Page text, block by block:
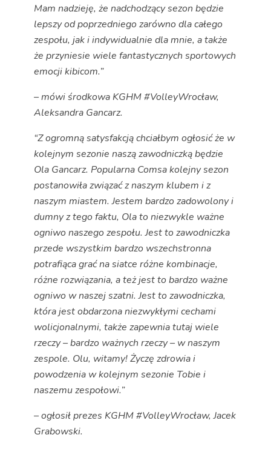
Mam nadzieję, że nadchodzący sezon będzie
lepszy od poprzedniego zarówno dla całego
zespołu, jak i indywidualnie dla mnie, a także
że przyniesie wiele fantastycznych sportowych
emocji kibicom.”
– mówi środkowa KGHM #VolleyWrocław,
Aleksandra Gancarz.
“Z ogromną satysfakcją chciałbym ogłosić że w
kolejnym sezonie naszą zawodniczką będzie
Ola Gancarz. Popularna Comsa kolejny sezon
postanowiła związać z naszym klubem i z
naszym miastem. Jestem bardzo zadowolony i
dumny z tego faktu, Ola to niezwykle ważne
ogniwo naszego zespołu. Jest to zawodniczka
przede wszystkim bardzo wszechstronna
potrafiąca grać na siatce różne kombinacje,
różne rozwiązania, a też jest to bardzo ważne
ogniwo w naszej szatni. Jest to zawodniczka,
która jest obdarzona niezwykłymi cechami
wolicjonalnymi, także zapewnia tutaj wiele
rzeczy – bardzo ważnych rzeczy – w naszym
zespole. Olu, witamy! Życzę zdrowia i
powodzenia w kolejnym sezonie Tobie i
naszemu zespołowi.”
– ogłosił prezes KGHM #VolleyWrocław, Jacek
Grabowski.